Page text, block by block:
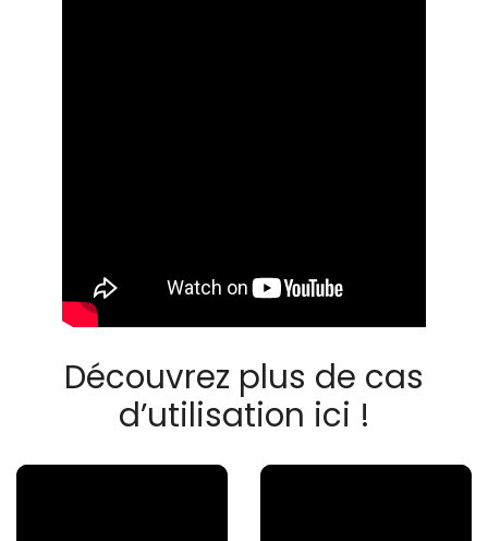
Découvrez plus de cas
d’utilisation ici !